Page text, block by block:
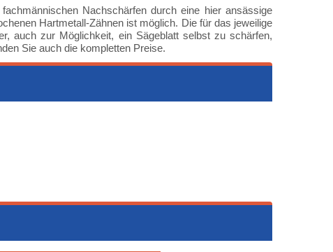
Nachschärfen durch eine hier ansässige
Hartmetall-Zähnen ist möglich. Die für das jeweilige
auch zur Möglichkeit, ein Sägeblatt selbst zu schärfen,
Sie auch die kompletten Preise.